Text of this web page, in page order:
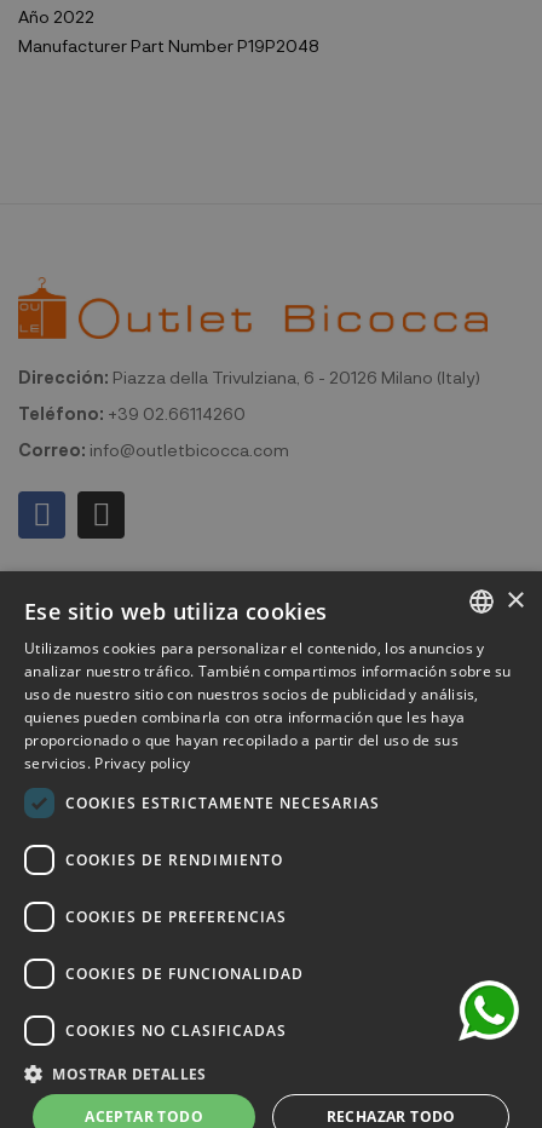
Año 2022
Manufacturer Part Number P19P2048
Dirección: Piazza della Trivulziana, 6 - 20126 Milano (Italy)
Teléfono: +39 02.66114260
Correo: info@outletbicocca.com
Suscribirse al boletín de noticias
Suscríbase para recibir acceso anticipado a rebajas, últimas
novedades, promociones y mucho más.
©2026 Outlet Bicocca - P.IVA 06736400968 - Piazza della
Trivulziana, 6 - 20126 Milano - Italia
Powered byKForge
ITALIAN
ENGLISH
FRENCH
×
Ese sitio web utiliza cookies
Utilizamos cookies para personalizar el contenido, los anuncios y
analizar nuestro tráfico. También compartimos información sobre su
uso de nuestro sitio con nuestros socios de publicidad y análisis,
quienes pueden combinarla con otra información que les haya
proporcionado o que hayan recopilado a partir del uso de sus
servicios. Privacy policy
COOKIES ESTRICTAMENTE NECESARIAS
COOKIES DE RENDIMIENTO
COOKIES DE PREFERENCIAS
COOKIES DE FUNCIONALIDAD
COOKIES NO CLASIFICADAS
MOSTRAR DETALLES
ACEPTAR TODO RECHAZAR TODO